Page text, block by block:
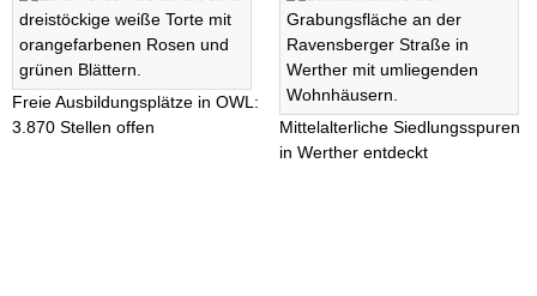
Freie Ausbildungsplätze in OWL:
3.870 Stellen offen
Mittelalterliche Siedlungsspuren
in Werther entdeckt